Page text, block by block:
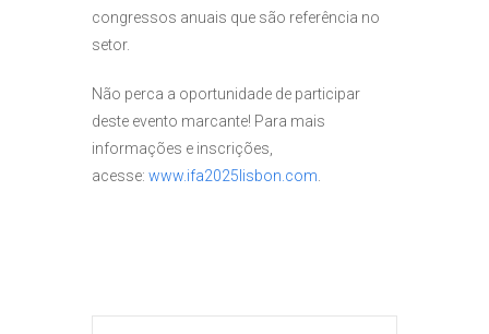
congressos anuais que são referência no
setor.
Não perca a oportunidade de participar
deste evento marcante! Para mais
informações e inscrições,
acesse: www.ifa2025lisbon.com